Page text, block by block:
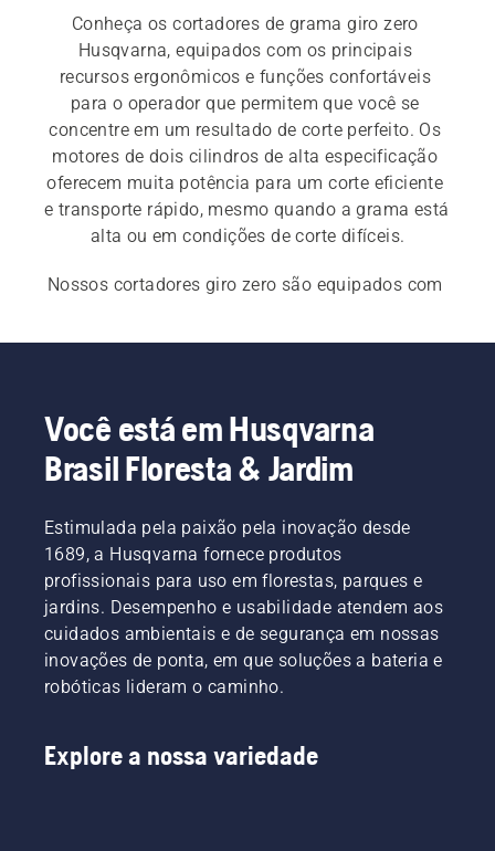
Conheça os cortadores de grama giro zero
Husqvarna, equipados com os principais
recursos ergonômicos e funções confortáveis
para o operador que permitem que você se
concentre em um resultado de corte perfeito. Os
motores de dois cilindros de alta especificação
oferecem muita potência para um corte eficiente
e transporte rápido, mesmo quando a grama está
alta ou em condições de corte difíceis.
Nossos cortadores giro zero são equipados com
acionamento hidráulico individuais para
trabalho mais produtivo.
Você está em Husqvarna
Brasil Floresta & Jardim
Estimulada pela paixão pela inovação desde
1689, a Husqvarna fornece produtos
profissionais para uso em florestas, parques e
jardins. Desempenho e usabilidade atendem aos
cuidados ambientais e de segurança em nossas
inovações de ponta, em que soluções a bateria e
robóticas lideram o caminho.
Explore a nossa variedade